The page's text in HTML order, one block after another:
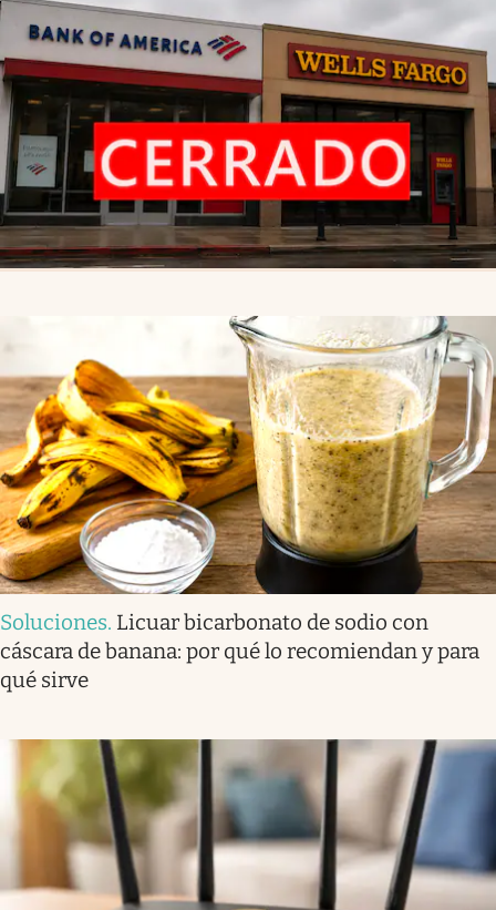
Soluciones. Licuar bicarbonato de sodio con
cáscara de banana: por qué lo recomiendan y para
qué sirve